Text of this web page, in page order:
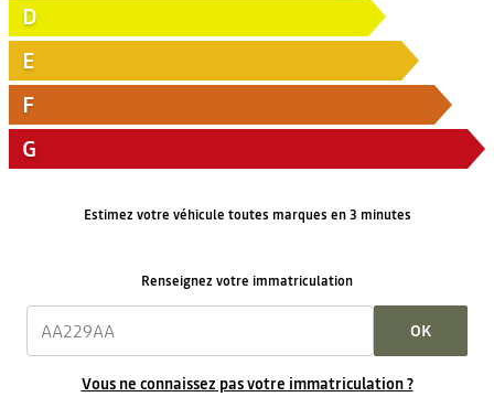
D
E
F
G
Estimez votre véhicule toutes marques en 3 minutes
Renseignez votre immatriculation
OK
Vous ne connaissez pas votre immatriculation ?